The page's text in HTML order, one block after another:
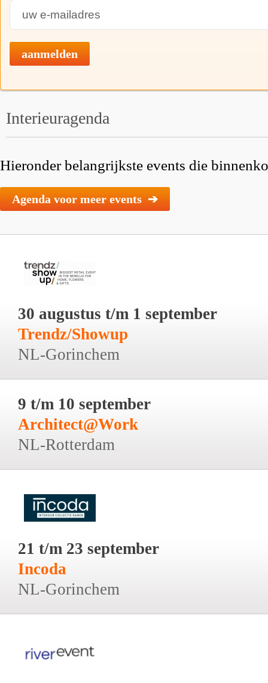
aanmelden
Interieuragenda
Hieronder belangrijkste events die
Agenda voor meer events ➔
30 augustus t/m 1 september
Trendz/Showup
NL-Gorinchem
9 t/m 10 september
Architect@Work
NL-Rotterdam
21 t/m 23 september
Incoda
NL-Gorinchem